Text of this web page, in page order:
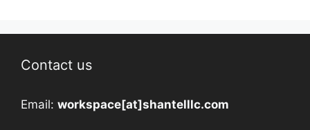
Contact us
Email: workspace[at]shantelllc.com